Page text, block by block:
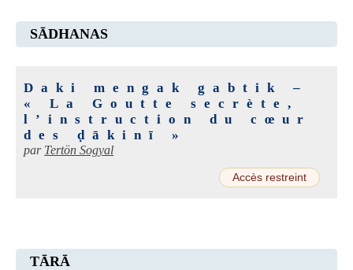
SĀDHANAS
Daki mengak gabtik –
« La Goutte secrète,
l’instruction du cœur
des ḍākinī »
par Tertön Sogyal
Accès restreint
TĀRĀ